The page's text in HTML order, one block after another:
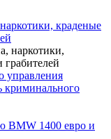
краденые
управления
криминального
BMW 1400 евро и